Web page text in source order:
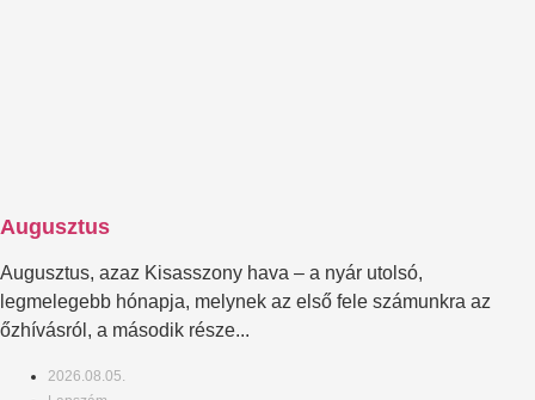
Augusztus
Augusztus, azaz Kisasszony hava – a nyár utolsó,
legmelegebb hónapja, melynek az első fele számunkra az
őzhívásról, a második része...
2026.08.05.